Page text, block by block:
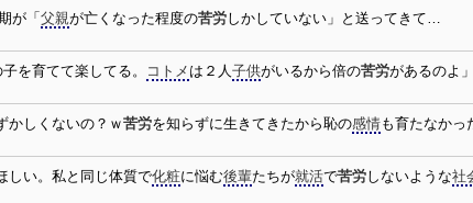
が「 父親が亡くなった程度の苦労しかしていない」と送ってきて…
を育てて楽してる。 コトメ は２人子供がいるから倍の苦労があるのよ
かしくないの？ｗ苦労を知らずに生きてきたから恥の感情も育たなかっ
しい。私と同じ体質で化粧に悩む後輩たちが就活で苦労しないような社